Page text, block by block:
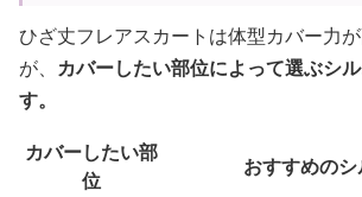
ひざ丈フレアスカートは体型カバー力
が、 カバーしたい部位によって選ぶシ
す。
カバーしたい部
位
おすすめのシ